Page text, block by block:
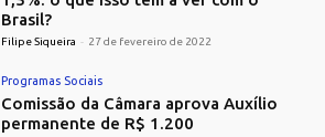
Brasil?
Filipe Siqueira - 27 de fevereiro de 2022
Programas Sociais
Comissão da Câmara aprova Auxílio
permanente de R$ 1.200